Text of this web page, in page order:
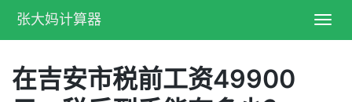
张大妈计算器
在吉安市税前工资49900